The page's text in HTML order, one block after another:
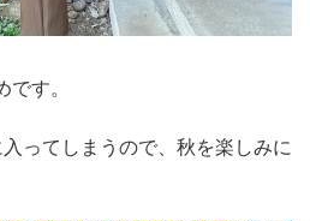
す。
ってしまうので、秋を楽しみに